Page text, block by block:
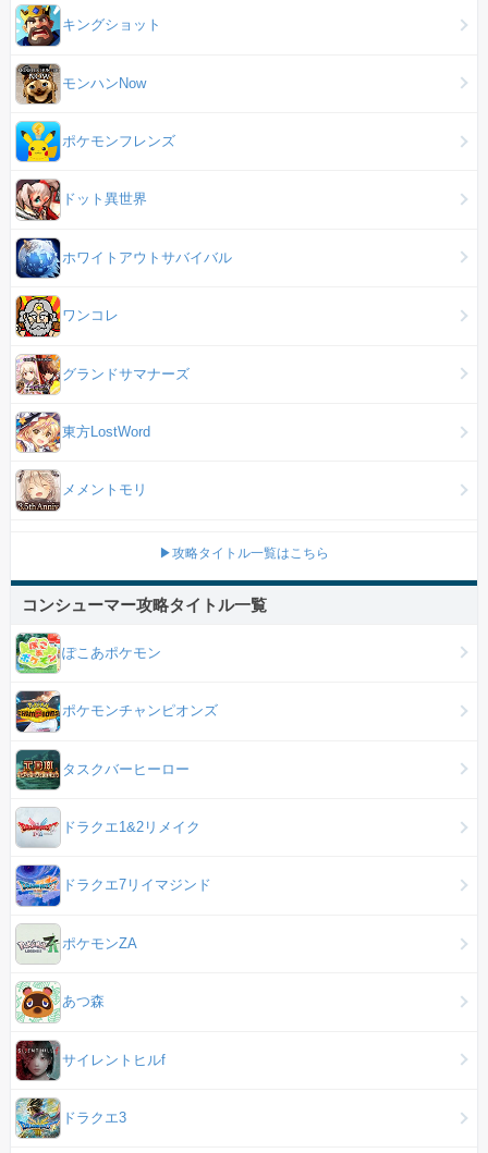
キングショット
モンハンNow
ポケモンフレンズ
ドット異世界
ホワイトアウトサバイバル
ワンコレ
グランドサマナーズ
東方LostWord
メメントモリ
▶攻略タイトル一覧はこちら
コンシューマー攻略タイトル一覧
ぽこあポケモン
ポケモンチャンピオンズ
タスクバーヒーロー
ドラクエ1&2リメイク
ドラクエ7リイマジンド
ポケモンZA
あつ森
サイレントヒルf
ドラクエ3